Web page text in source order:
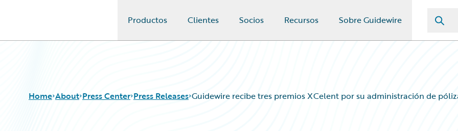
Productos Clientes Socios Recursos Sobre Guidewire
Home About Press Center Press Releases Guidewire recibe tres premios XCelent por su administración de